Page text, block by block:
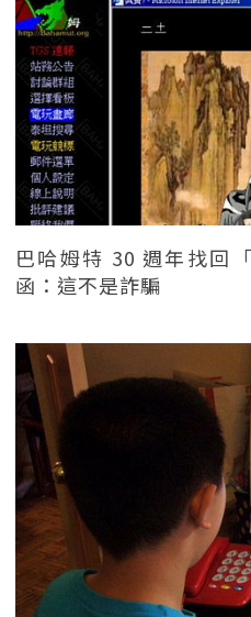
巴哈姆特 30 週年找回
函：這不是詐騙